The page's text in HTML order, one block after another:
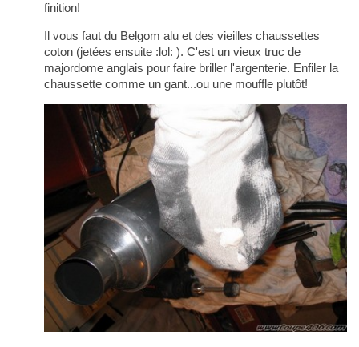
finition!
Il vous faut du Belgom alu et des vieilles chaussettes
coton (jetées ensuite :lol: ). C'est un vieux truc de
majordome anglais pour faire briller l'argenterie. Enfiler la
chaussette comme un gant...ou une mouffle plutôt!